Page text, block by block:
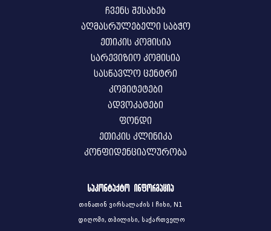
ჩვენს შესახებ
აღმასრულებელი საბჭო
ეთიკის კომისია
სარევიზიო კომისია
სასწავლო ცენტრი
კომიტეტები
ადვოკატები
ფონდი
ეთიკის კლინიკა
კონფიდენციალურობა
საკონტაქტო ინფორმაცია
თინათინ ვირსალაძის I ჩიხი, N1
დიღომი, თბილისი, საქართველო